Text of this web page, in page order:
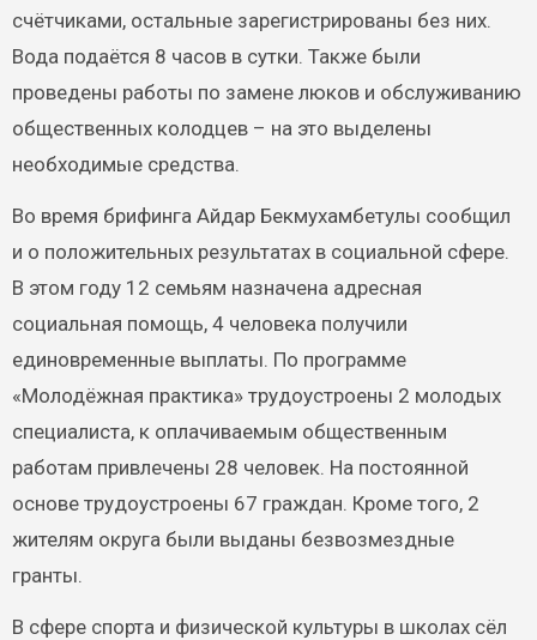
счётчиками, остальные зарегистрированы без них.
Вода подаётся 8 часов в сутки. Также были
проведены работы по замене люков и обслуживанию
общественных колодцев – на это выделены
необходимые средства.
Во время брифинга Айдар Бекмухамбетулы сообщил
и о положительных результатах в социальной сфере.
В этом году 12 семьям назначена адресная
социальная помощь, 4 человека получили
единовременные выплаты. По программе
«Молодёжная практика» трудоустроены 2 молодых
специалиста, к оплачиваемым общественным
работам привлечены 28 человек. На постоянной
основе трудоустроены 67 граждан. Кроме того, 2
жителям округа были выданы безвозмездные
гранты.
В сфере спорта и физической культуры в школах сёл